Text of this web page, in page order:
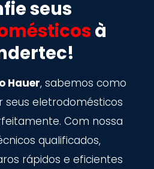
seus
à
Hauer, sabemos como
eletrodomésticos
Com nossa
qualificados,
rápidos e eficientes